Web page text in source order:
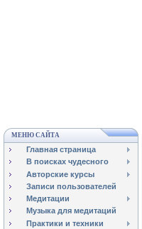
МЕНЮ САЙТА
Главная страница
В поисках чудесного
Авторские курсы
Записи пользователей
Медитации
Музыка для медитаций
Практики и техники